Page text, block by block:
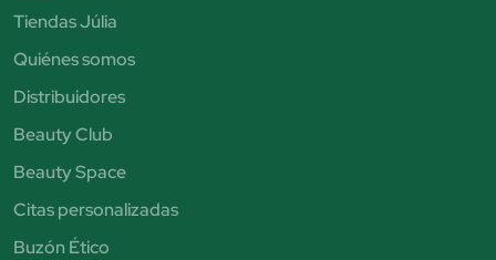
Tiendas Júlia
Quiénes somos
Distribuidores
Beauty Club
Beauty Space
Citas personalizadas
Buzón Ético